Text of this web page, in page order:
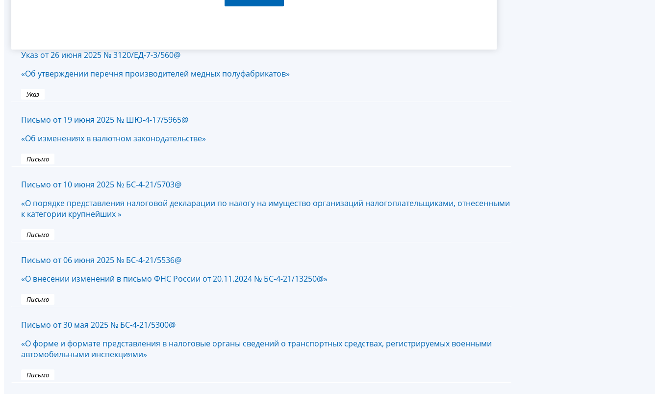
Указ от 26 июня 2025 № 3120/ЕД-7-3/560@
«Об утверждении перечня производителей медных полуфабрикатов»
Указ
Письмо от 19 июня 2025 № ШЮ-4-17/5965@
«Об изменениях в валютном законодательстве»
Письмо
Письмо от 10 июня 2025 № БС-4-21/5703@
«О порядке представления налоговой декларации по налогу на имущество организаций налогоплательщиками, отнесенными
к категории крупнейших »
Письмо
Письмо от 06 июня 2025 № БС-4-21/5536@
«О внесении изменений в письмо ФНС России от 20.11.2024 № БС-4-21/13250@»
Письмо
Письмо от 30 мая 2025 № БС-4-21/5300@
«О форме и формате представления в налоговые органы сведений о транспортных средствах, регистрируемых военными
автомобильными инспекциями»
Письмо